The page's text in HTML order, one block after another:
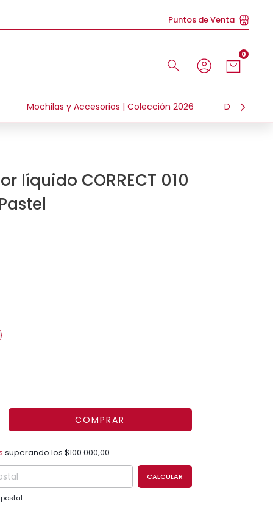
Puntos de Venta
0
Mochilas y Accesorios | Colección 2026 Día de la
líquido CORRECT 010
$100.000,00
CP:
CAMBIAR CP
superando los $100.000,00
CALCULAR